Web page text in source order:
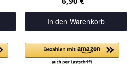
In den Warenkorb